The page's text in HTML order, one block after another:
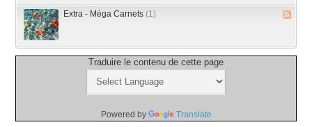
Extra - Méga Carnets (1)
Traduire le contenu de cette page
Powered by Translate